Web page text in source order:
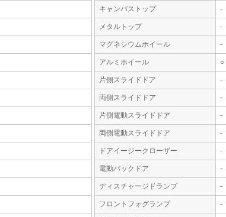
キャンバストップ -
メタルトップ -
マグネシウムホイール -
アルミホイール ○
片側スライドドア -
両側スライドドア -
片側電動スライドドア -
両側電動スライドドア -
ドアイージークローザー -
電動バックドア -
ディスチャージドランプ -
フロントフォグランプ -